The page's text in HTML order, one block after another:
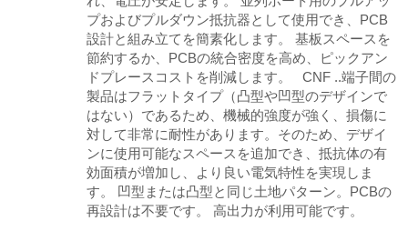
プおよびプルダウン抵抗器として使用でき、PCB
設計と組み立てを簡素化します。 基板スペースを
節約するか、PCBの統合密度を高め、ピックアン
ドプレースコストを削減します。 CNF ..端子間の
製品はフラットタイプ（凸型や凹型のデザインで
はない）であるため、機械的強度が強く、損傷に
対して非常に耐性があります。そのため、デザイ
ンに使用可能なスペースを追加でき、抵抗体の有
効面積が増加し、より良い電気特性を実現しま
す。 凹型または凸型と同じ土地パターン。PCBの
再設計は不要です。 高出力が利用可能です。